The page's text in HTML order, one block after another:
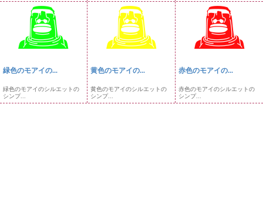
緑色のモアイの...
緑色のモアイのシルエットの
シンプ...
黄色のモアイの...
黄色のモアイのシルエットの
シンプ...
赤色のモアイの...
赤色のモアイのシルエットの
シンプ...